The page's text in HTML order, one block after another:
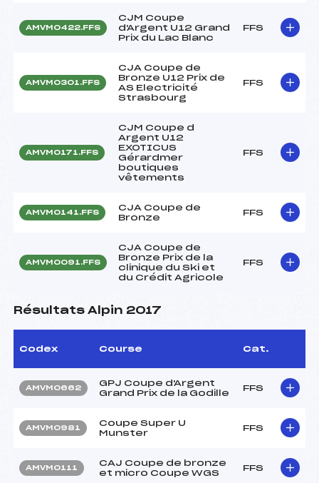
AMVM0422.FFS
CJM Coupe
d'Argent U12 Grand
Prix du Lac Blanc
FFS
AMVM0301.FFS
CJA Coupe de
Bronze U12 Prix de
AS Electricité
Strasbourg
FFS
AMVM0171.FFS
CJM Coupe d
Argent U12
EXOTICUS
Gérardmer
boutiques
vêtements
FFS
AMVM0141.FFS
CJA Coupe de
Bronze
FFS
AMVM0091.FFS
CJA Coupe de
Bronze Prix de la
clinique du Ski et
du Crédit Agricole
FFS
Résultats Alpin 2017
Codex Course Cat.
AMVM0662
GPJ Coupe d'Argent
Grand Prix de la Godille
FFS
AMVM0981
Coupe Super U
Munster
FFS
AMVM0111
CAJ Coupe de bronze
et micro Coupe WGS
FFS